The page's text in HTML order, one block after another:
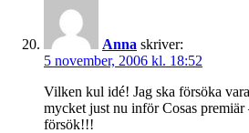
Anna skriver:
5 november, 2006 kl. 18:52
Vilken kul idé! Jag ska försöka
mycket just nu inför Cosas
försök!!!